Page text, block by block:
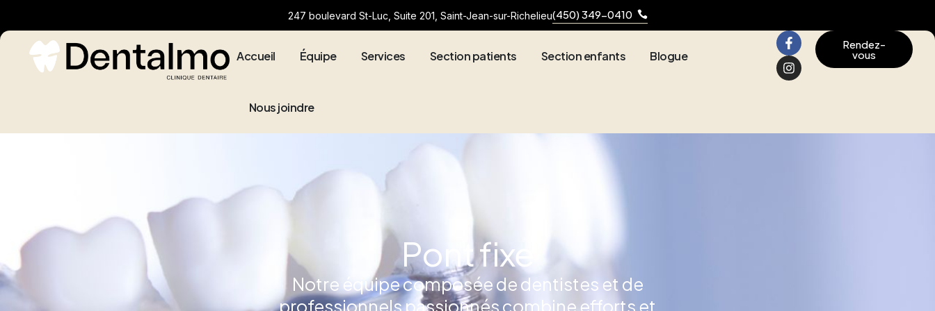
247 boulevard St-Luc, Suite 201, Saint-Jean-sur-Richelieu(450) 349-0410
Accueil Équipe Services Section patients Section enfants Blogue
Nous joindre
Rendez-
vous
Pont fixe
Notre équipe composée de dentistes et de
professionnels passionnés combine efforts et